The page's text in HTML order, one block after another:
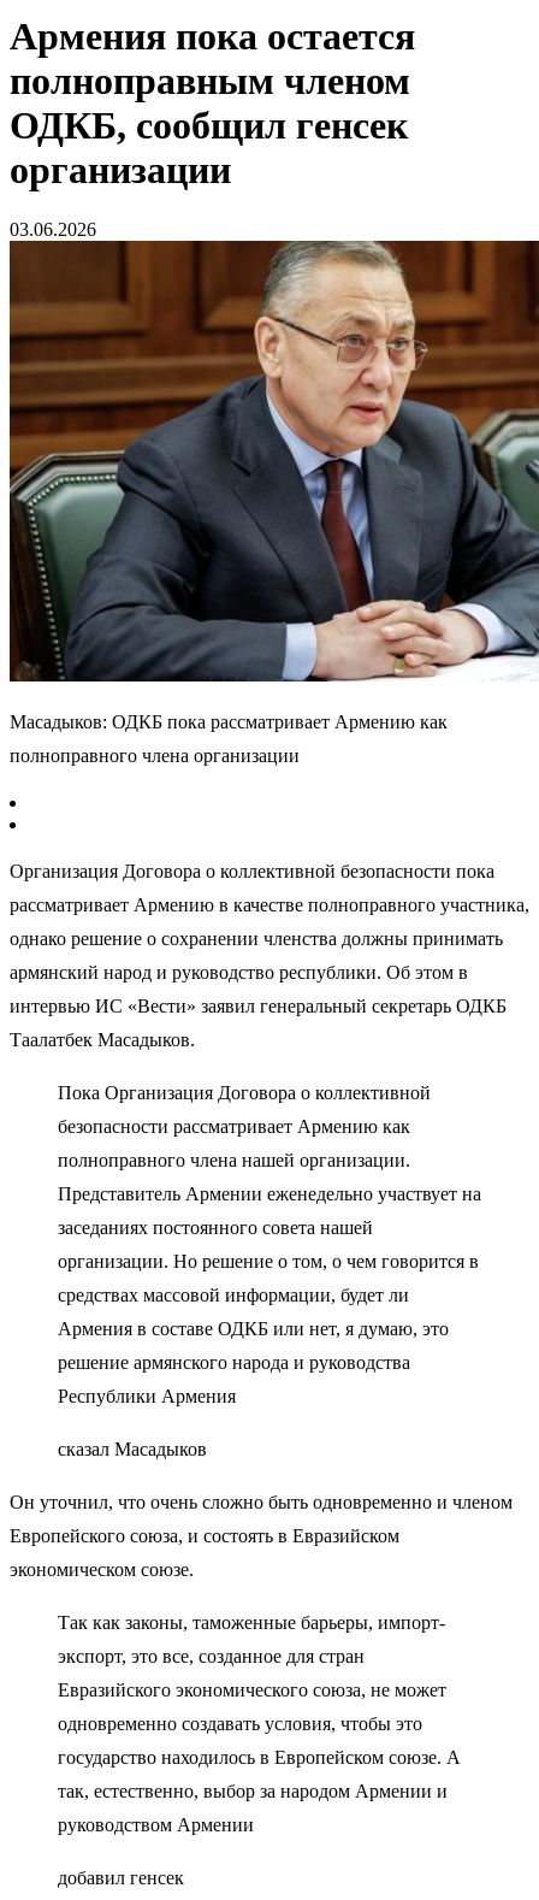
Армения пока остается
полноправным членом
ОДКБ, сообщил генсек
организации
03.06.2026
Масадыков: ОДКБ пока рассматривает Армению как
полноправного члена организации
Организация Договора о коллективной безопасности пока
рассматривает Армению в качестве полноправного участника,
однако решение о сохранении членства должны принимать
армянский народ и руководство республики. Об этом в
интервью ИС «Вести» заявил генеральный секретарь ОДКБ
Таалатбек Масадыков.
Пока Организация Договора о коллективной
безопасности рассматривает Армению как
полноправного члена нашей организации.
Представитель Армении еженедельно участвует на
заседаниях постоянного совета нашей
организации. Но решение о том, о чем говорится в
средствах массовой информации, будет ли
Армения в составе ОДКБ или нет, я думаю, это
решение армянского народа и руководства
Республики Армения
сказал Масадыков
Он уточнил, что очень сложно быть одновременно и членом
Европейского союза, и состоять в Евразийском
экономическом союзе.
Так как законы, таможенные барьеры, импорт-
экспорт, это все, созданное для стран
Евразийского экономического союза, не может
одновременно создавать условия, чтобы это
государство находилось в Европейском союзе. А
так, естественно, выбор за народом Армении и
руководством Армении
добавил генсек